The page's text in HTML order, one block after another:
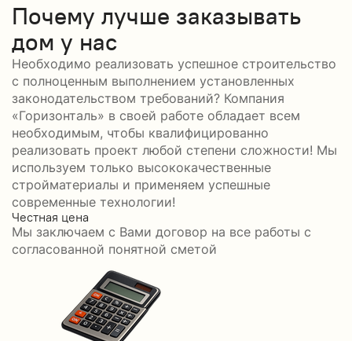
Почему лучше заказывать
дом у нас
Необходимо реализовать успешное строительство
с полноценным выполнением установленных
законодательством требований? Компания
«Горизонталь» в своей работе обладает всем
необходимым, чтобы квалифицированно
реализовать проект любой степени сложности! Мы
используем только высококачественные
стройматериалы и применяем успешные
современные технологии!
Честная цена
Мы заключаем с Вами договор на все работы с
согласованной понятной сметой